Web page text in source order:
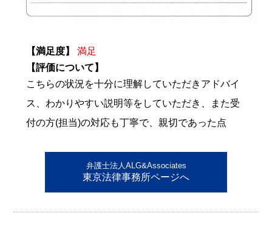
【満足度】
満足
【評価について】
こちらの状況を十分に理解していただきアドバイ
ス、わかりやすい説明等をしていただき、また受
付の方(担当)の対応も丁寧で、親切であった点
弁護士法人ALG&Associates
東京法律事務所ページへ